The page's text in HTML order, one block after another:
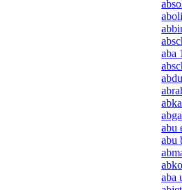
aba
abu
abu
aba